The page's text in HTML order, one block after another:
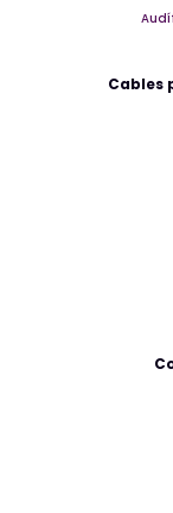
Cables